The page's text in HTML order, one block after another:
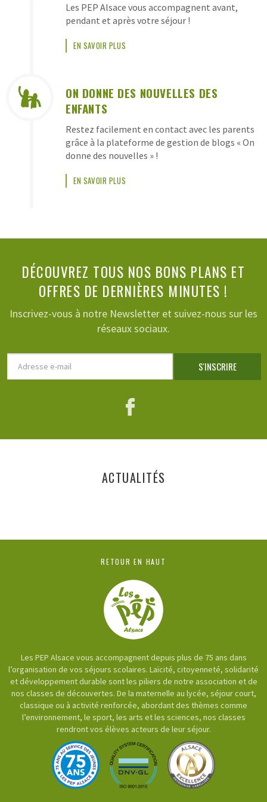
Les PEP Alsace vous accompagnent avant,
pendant et après votre séjour !
EN SAVOIR PLUS
ON DONNE DES NOUVELLES DES
ENFANTS
Restez facilement en contact avec les parents
grâce à la plateforme de gestion de blogs « On
donne des nouvelles » !
EN SAVOIR PLUS
DÉCOUVREZ TOUS NOS BONS PLANS ET
OFFRES DE DERNIÈRES MINUTES !
Inscrivez-vous à notre Newsletter et suivez-nous sur les
réseaux sociaux.
S'INSCRIRE
ACTUALITÉS
RETOUR EN HAUT
Les PEP Alsace vous accompagnent depuis plus de 75 ans dans
l’organisation de vos séjours scolaires. Laïcité, citoyenneté, solidarité
et développement durable sont les piliers de notre association et de
nos classes de découvertes. De la maternelle au lycée, séjour court,
classique ou à activité renforcée, abordant des thèmes comme
l’environnement, le sport, les arts et les sciences, nos classes
rendront vos élèves acteurs de leur séjour.